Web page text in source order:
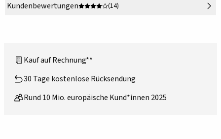
Kundenbewertungen
(14)
Kauf auf Rechnung**
30 Tage kostenlose Rücksendung
Rund 10 Mio. europäische Kund*innen 2025